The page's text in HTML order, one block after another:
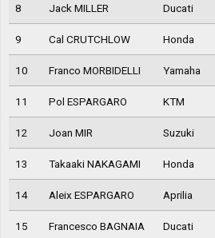
8 Jack MILLER Ducati
9 Cal CRUTCHLOW Honda
10 Franco MORBIDELLI Yamaha
11 Pol ESPARGARO KTM
12 Joan MIR Suzuki
13 Takaaki NAKAGAMI Honda
14 Aleix ESPARGARO Aprilia
15 Francesco BAGNAIA Ducati